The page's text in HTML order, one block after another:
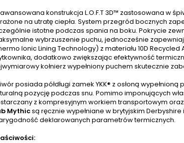
konstrukcja L.O.F.T 3D™ zastosowana w
na utratę ciepła. System przegród bocznych
istotne podczas spania na boku. Pokrycie
wybrzuszenie puchu, jednocześnie
Ionic Lining Technology) z materiału 10D
dodatkowo zwiększając efektywność
kołnierz wypełniony puchem skutecznie
posiada półdługi zamek YKK® z osłoną
pozycję podczas snu. Pomimo imponujących
z kompresyjnym workiem transportowym
Mythicsą ręcznie wypełniane w brytyjskim
deklarowanych parametrów termicznych.